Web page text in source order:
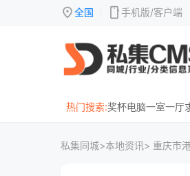
location_on全国 mobile手机版/客户端
热门搜索:奖杯电脑一室一厅
私集同城>本地资讯> 重庆市